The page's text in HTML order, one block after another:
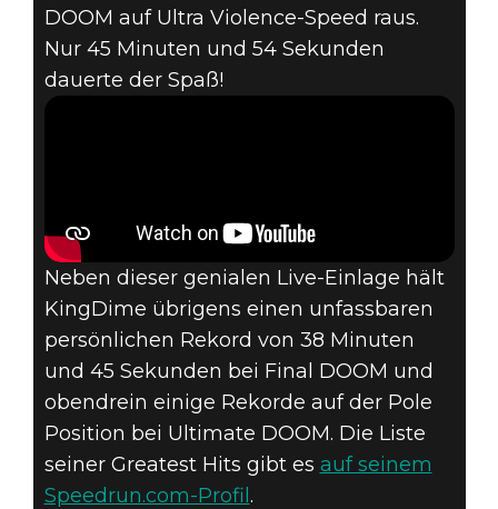
DOOM auf Ultra Violence-Speed raus.
Nur 45 Minuten und 54 Sekunden
dauerte der Spaß!
Neben dieser genialen Live-Einlage hält
KingDime übrigens einen unfassbaren
persönlichen Rekord von 38 Minuten
und 45 Sekunden bei Final DOOM und
obendrein einige Rekorde auf der Pole
Position bei Ultimate DOOM. Die Liste
seiner Greatest Hits gibt es auf seinem
Speedrun.com-Profil .